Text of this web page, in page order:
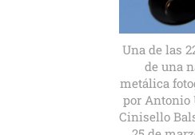
Una de las
de una
metálica
por Antonio
Cinisello